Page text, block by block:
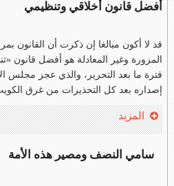
أفضل قانون أخلاقي وتنظيمي
قد لا أكون مبالغا إن ذكرت أن القانون
المزورة وغير المعادلة هو أفضل قانون
فترة ما بعد التحرير، والذي عجز مجلس
إصداره بعد كل التحذيرات من غرق
المزيد
سامي النصف ومصير هذه الأمة